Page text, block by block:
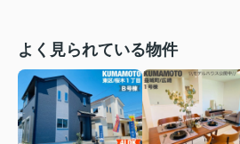
よく見られている物件